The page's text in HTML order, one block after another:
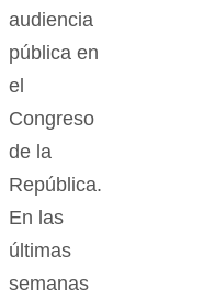
audiencia
pública en
el
Congreso
de la
República.
En las
últimas
semanas